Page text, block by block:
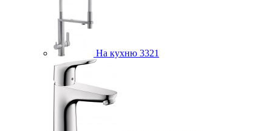
На кухню 3321